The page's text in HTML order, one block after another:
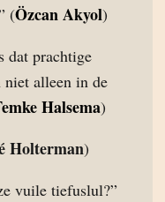
(Özcan Akyol)
dat prachtige
alleen in de
Halsema)
Holterman)
vuile tiefuslul?”